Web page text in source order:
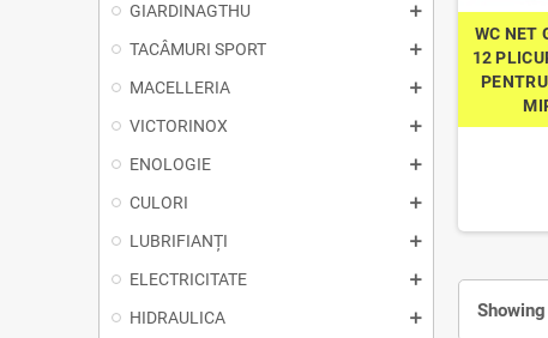
GIARDINAGTHU
TACÂMURI SPORT
MACELLERIA
VICTORINOX
ENOLOGIE
CULORI
LUBRIFIANȚI
ELECTRICITATE
HIDRAULICA
WC NET
12